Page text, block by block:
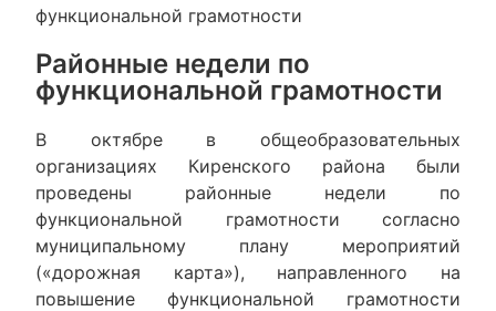
функциональной грамотности
Районные недели по
функциональной грамотности
В октябре в общеобразовательных
организациях Киренского района были
проведены районные недели по
функциональной грамотности согласно
муниципальному плану мероприятий
(«дорожная карта»), направленного на
повышение функциональной грамотности